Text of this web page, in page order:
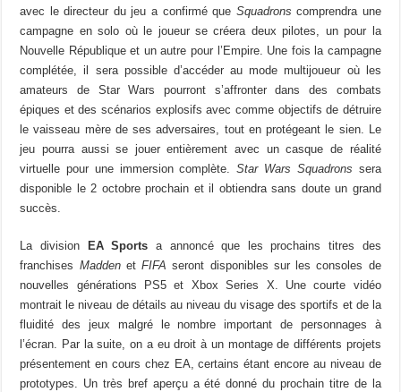
avec le directeur du jeu a confirmé que Squadrons comprendra une
campagne en solo où le joueur se créera deux pilotes, un pour la
Nouvelle République et un autre pour l’Empire. Une fois la campagne
complétée, il sera possible d’accéder au mode multijoueur où les
amateurs de Star Wars pourront s’affronter dans des combats
épiques et des scénarios explosifs avec comme objectifs de détruire
le vaisseau mère de ses adversaires, tout en protégeant le sien. Le
jeu pourra aussi se jouer entièrement avec un casque de réalité
virtuelle pour une immersion complète.Star Wars Squadrons sera
disponible le 2 octobre prochain et il obtiendra sans doute un grand
succès.
La division EA Sports a annoncé que les prochains titres des
franchises MaddenetFIFA seront disponibles sur les consoles de
nouvelles générations PS5 et Xbox Series X. Une courte vidéo
montrait le niveau de détails au niveau du visage des sportifs et de la
fluidité des jeux malgré le nombre important de personnages à
l’écran. Par la suite, on a eu droit à un montage de différents projets
présentement en cours chez EA, certains étant encore au niveau de
prototypes. Un très bref aperçu a été donné du prochain titre de la